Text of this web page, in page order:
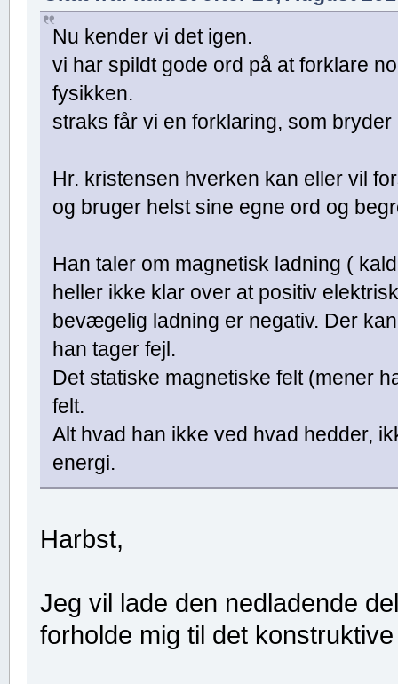
Nu kender vi det igen.
vi har spildt gode ord på at forklare
fysikken.
straks får vi en forklaring, som bryder
Hr. kristensen hverken kan eller vil
og bruger helst sine egne ord og
Han taler om magnetisk ladning (
heller ikke klar over at positiv
bevægelig ladning er negativ. Der
han tager fejl.
Det statiske magnetiske felt (mener
felt.
Alt hvad han ikke ved hvad hedder,
energi.
Harbst,
Jeg vil lade den nedladende
forholde mig til det